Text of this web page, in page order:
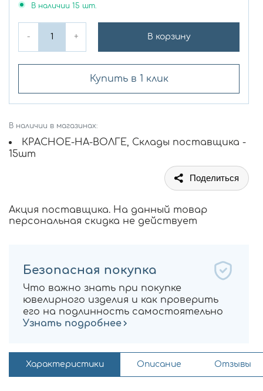
В наличии 15 шт.
- + В корзину
Купить в 1 клик
В наличии в магазинах:
КРАСНОЕ-НА-ВОЛГЕ, Склады поставщика -
15шт
Поделиться
Акция поставщика. На данный товар
персональная скидка не действует
Безопасная покупка
Что важно знать при покупке
ювелирного изделия и как проверить
его на подлинность самостоятельно
Узнать подробнее
Характеристики Описание Отзывы